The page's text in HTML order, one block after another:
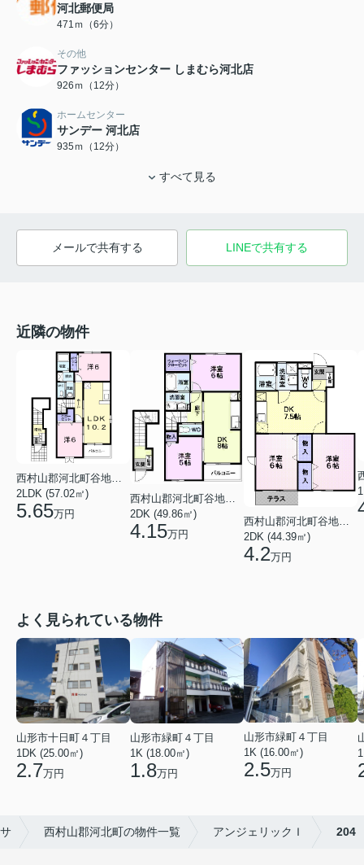
河北郵便局
471ｍ（6分）
その他
ファッションセンター しまむら河北店
926ｍ（12分）
ホームセンター
サンデー 河北店
935ｍ（12分）
すべて見る
メールで共有する LINEで共有する
近隣の物件
西村山郡河北町谷地ひな市３丁目
2LDK (57.02㎡)
5.65万円
西村山郡河北町谷地字東
2DK (49.86㎡)
4.15万円
2DK (44.39㎡)
4.2万円
よく見られている物件
山形市十日町４丁目
1DK (25.00㎡)
2.7万円
山形市緑町４丁目
1K (18.00㎡)
1.8万円
山形市緑町４丁目
1K (16.00㎡)
2.5万円
西村山郡河北町の物件一覧 アンジェリックＩ 204